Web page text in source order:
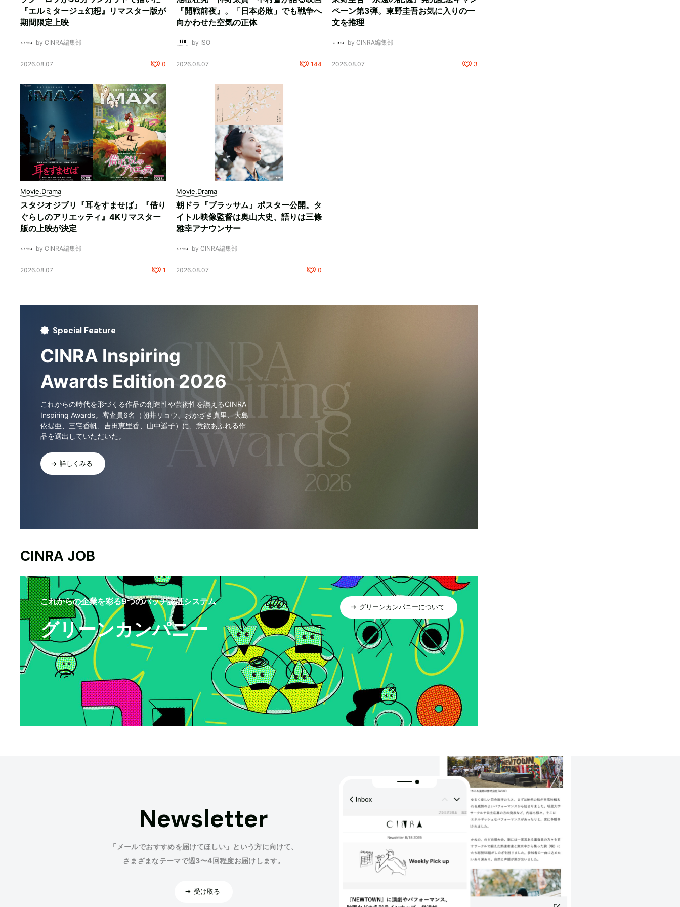
『エルミタージュ幻想』リマスター版が
期間限定上映
by CINRA編集部
2026.08.07 0
『開戦前夜』。「日本必敗」でも戦争へ
向かわせた空気の正体
by ISO
2026.08.07 144
ペーン第3弾。東野圭吾お気に入りの一
文を推理
by CINRA編集部
2026.08.07 3
Movie,Drama
スタジオジブリ『耳をすませば』『借り
ぐらしのアリエッティ』4Kリマスター
版の上映が決定
by CINRA編集部
2026.08.07 1
Movie,Drama
朝ドラ『ブラッサム』ポスター公開。タ
イトル映像監督は奥山大史、語りは三條
雅幸アナウンサー
by CINRA編集部
2026.08.07 0
Special Feature
CINRA Inspiring
Awards Edition 2026
これからの時代を形づくる作品の創造性や芸術性を讃えるCINRA
Inspiring Awards。審査員6名（朝井リョウ、おかざき真里、大島
依提亜、三宅香帆、吉田恵里香、山中遥子）に、意欲あふれる作
品を選出していただいた。
詳しくみる
CINRA JOB
これからの企業を彩る9つのバッヂ認証システム
グリーンカンパニー
グリーンカンパニーについて
Newsletter
「メールでおすすめを届けてほしい」という方に向けて、
さまざまなテーマで週3〜4回程度お届けします。
受け取る